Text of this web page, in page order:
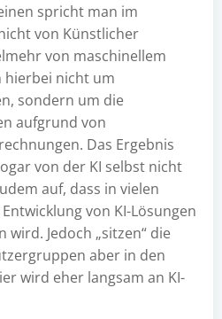
spricht man im
von Künstlicher
von maschinellem
hierbei nicht um
sondern um die
aufgrund von
Das Ergebnis
von der KI selbst nicht
auf, dass in vielen
von KI-Lösungen
Jedoch „sitzen“ die
aber in den
wird eher langsam an KI-